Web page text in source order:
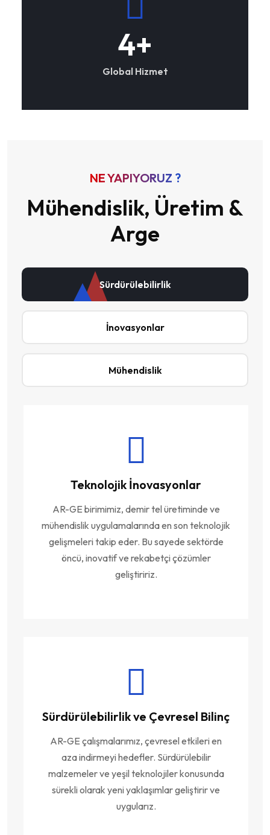
4+
Global Hizmet
NE YAPIYORUZ ?
Mühendislik, Üretim &
Arge
Sürdürülebilirlik
İnovasyonlar
Mühendislik
Teknolojik İnovasyonlar
AR-GE birimimiz, demir tel üretiminde ve
mühendislik uygulamalarında en son teknolojik
gelişmeleri takip eder. Bu sayede sektörde
öncü, inovatif ve rekabetçi çözümler
geliştiririz.
Sürdürülebilirlik ve Çevresel Bilinç
AR-GE çalışmalarımız, çevresel etkileri en
aza indirmeyi hedefler. Sürdürülebilir
malzemeler ve yeşil teknolojiler konusunda
sürekli olarak yeni yaklaşımlar geliştirir ve
uygularız.